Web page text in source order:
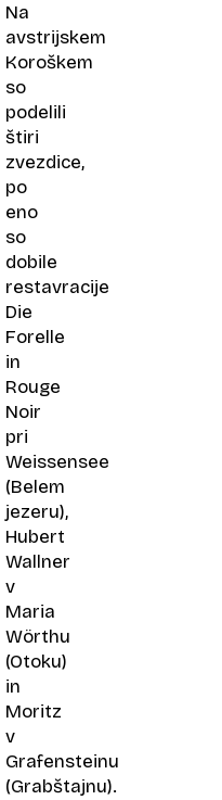
Na
avstrijskem
Koroškem
so
podelili
štiri
zvezdice,
po
eno
so
dobile
restavracije
Die
Forelle
in
Rouge
Noir
pri
Weissensee
(Belem
jezeru),
Hubert
Wallner
v
Maria
Wörthu
(Otoku)
in
Moritz
v
Grafensteinu
(Grabštajnu).